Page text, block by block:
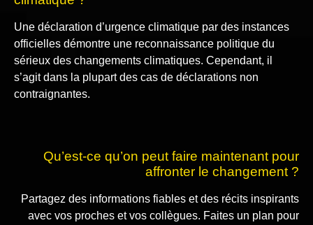
Une déclaration d’urgence climatique par des instances
officielles démontre une reconnaissance politique du
sérieux des changements climatiques. Cependant, il
s’agit dans la plupart des cas de déclarations non
contraignantes.
Qu’est-ce qu’on peut faire maintenant pour
affronter le changement ?
Partagez des informations fiables et des récits inspirants
avec vos proches et vos collègues. Faites un plan pour